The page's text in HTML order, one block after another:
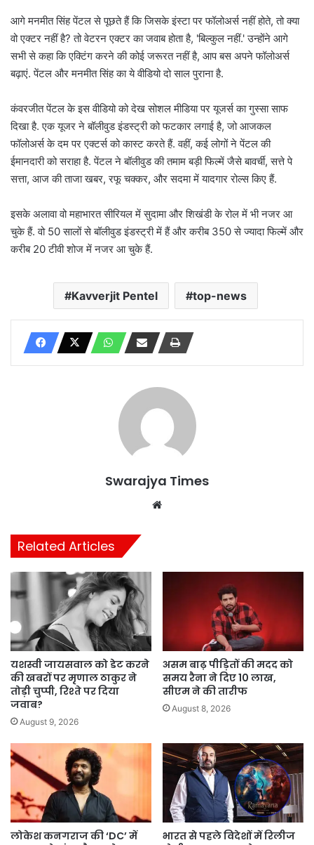
आगे मनमीत सिंह पेंटल से पूछते हैं कि जिसके इंस्टा पर फॉलोअर्स नहीं होते, तो क्या
वो एक्टर नहीं है? तो वेटरन एक्टर का जवाब होता है, 'बिल्कुल नहीं.' उन्होंने आगे
सभी से कहा कि एक्टिंग करने की कोई जरूरत नहीं है, आप बस अपने फॉलोअर्स
बढ़ाएं. पेंटल और मनमीत सिंह का ये वीडियो दो साल पुराना है.
कंवरजीत पेंटल के इस वीडियो को देख सोशल मीडिया पर यूजर्स का गुस्सा साफ
दिखा है. एक यूजर ने बॉलीवुड इंडस्ट्री को फटकार लगाई है, जो आजकल
फॉलोअर्स के दम पर एक्टर्स को कास्ट करते हैं. वहीं, कई लोगों ने पेंटल की
ईमानदारी को सराहा है. पेंटल ने बॉलीवुड की तमाम बड़ी फिल्में जैसे बावर्ची, सत्ते पे
सत्ता, आज की ताजा खबर, रफू चक्कर, और सदमा में यादगार रोल्स किए हैं.
इसके अलावा वो महाभारत सीरियल में सुदामा और शिखंडी के रोल में भी नजर आ
चुके हैं. वो 50 सालों से बॉलीवुड इंडस्ट्री में हैं और करीब 350 से ज्यादा फिल्में और
करीब 20 टीवी शोज में नजर आ चुके हैं.
Kavverjit Pentel top-news
Swarajya Times
Related Articles
यशस्वी जायसवाल को डेट करने
की खबरों पर मृणाल ठाकुर ने
तोड़ी चुप्पी, रिश्ते पर दिया
जवाब?
August 9, 2026
असम बाढ़ पीड़ितों की मदद को
समय रैना ने दिए 10 लाख,
सीएम ने की तारीफ
August 8, 2026
लोकेश कनगराज की ‘DC’ में
भारत से पहले विदेशों में रिलीज